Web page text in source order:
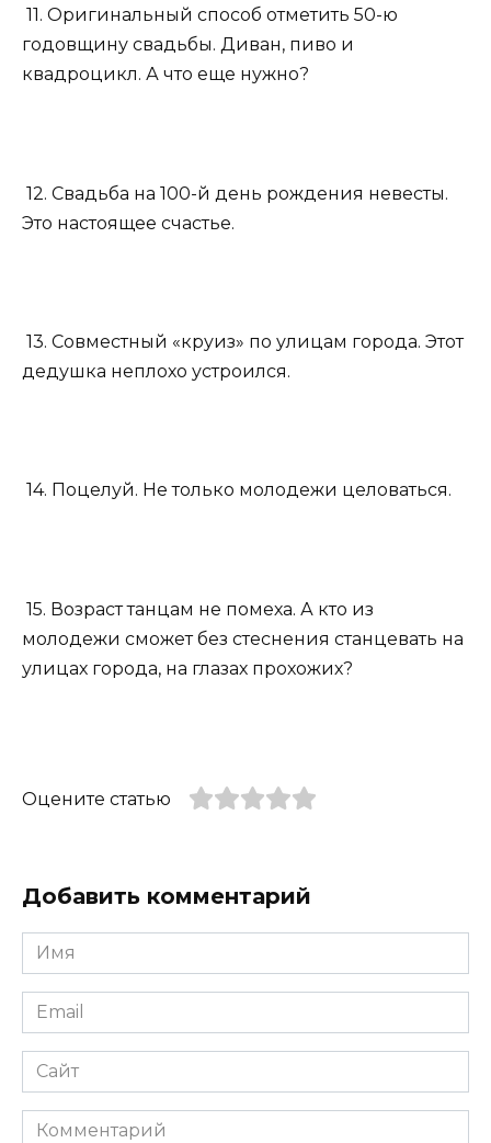
11. Оригинальный способ отметить 50-ю
годовщину свадьбы. Диван, пиво и
квадроцикл. А что еще нужно?
12. Свадьба на 100-й день рождения невесты.
Это настоящее счастье.
13. Совместный «круиз» по улицам города. Этот
дедушка неплохо устроился.
14. Поцелуй. Не только молодежи целоваться.
15. Возраст танцам не помеха. А кто из
молодежи сможет без стеснения станцевать на
улицах города, на глазах прохожих?
Оцените статью
Добавить комментарий
Имя
*
Email
*
Сайт
Комментарий